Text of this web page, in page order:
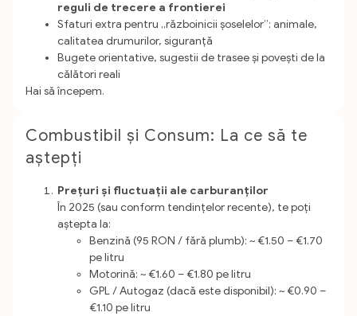
reguli de trecere a frontierei
Sfaturi extra pentru „războinicii șoselelor”: animale,
calitatea drumurilor, siguranță
Bugete orientative, sugestii de trasee și povești de la
călători reali
Hai să începem.
Combustibil și Consum: La ce să te
aștepți
Prețuri și fluctuații ale carburanților
În 2025 (sau conform tendințelor recente), te poți
aștepta la:
Benzină (95 RON / fără plumb): ~ €1.50 – €1.70
pe litru
Motorină: ~ €1.60 – €1.80 pe litru
GPL / Autogaz (dacă este disponibil): ~ €0.90 –
€1.10 pe litru